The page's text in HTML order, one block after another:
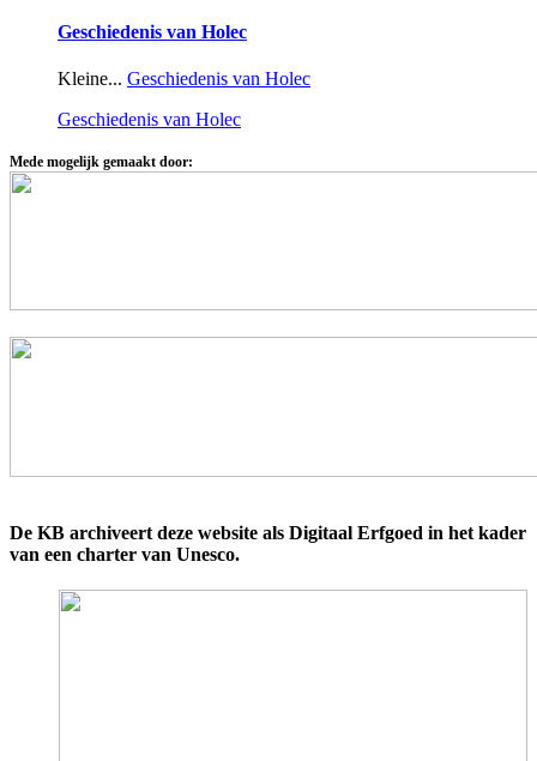
Geschiedenis van Holec
Kleine... Geschiedenis van Holec
Geschiedenis van Holec
Mede mogelijk gemaakt door:
De KB archiveert deze website als Digitaal Erfgoed in het kader
van een charter van Unesco.